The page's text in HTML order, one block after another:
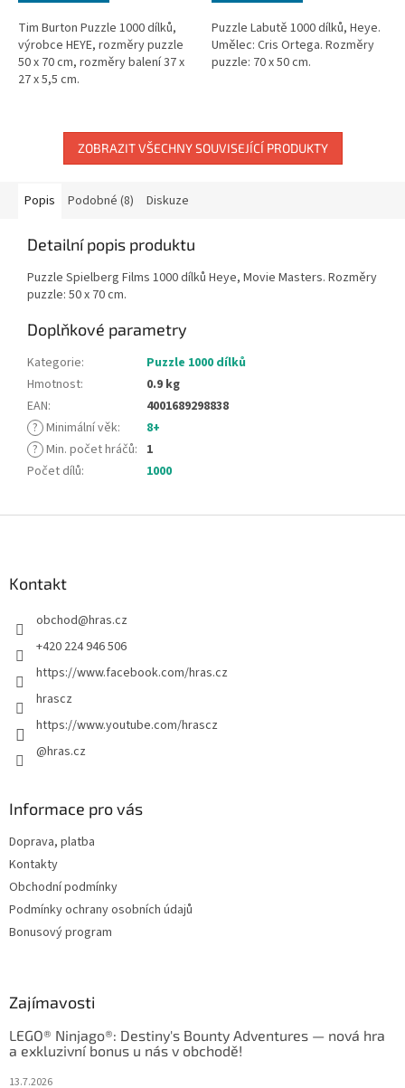
Tim Burton Puzzle 1000 dílků,
výrobce HEYE, rozměry puzzle
50 x 70 cm, rozměry balení 37 x
27 x 5,5 cm.
Puzzle Labutě 1000 dílků, Heye.
Umělec: Cris Ortega. Rozměry
puzzle: 70 x 50 cm.
ZOBRAZIT VŠECHNY SOUVISEJÍCÍ PRODUKTY
Popis Podobné (8) Diskuze
Detailní popis produktu
Puzzle Spielberg Films 1000 dílků Heye, Movie Masters. Rozměry
puzzle: 50 x 70 cm.
Doplňkové parametry
Kategorie:
Puzzle 1000 dílků
Hmotnost:
0.9 kg
EAN:
4001689298838
? Minimální věk:
8+
? Min. počet hráčů: 1
Počet dílů: 1000
Kontakt
obchod@hras.cz
+420 224 946 506
https://www.facebook.com/hras.cz
hrascz
https://www.youtube.com/hrascz
@hras.cz
Informace pro vás
Doprava, platba
Kontakty
Obchodní podmínky
Podmínky ochrany osobních údajů
Bonusový program
Zajímavosti
LEGO® Ninjago®: Destiny's Bounty Adventures — nová hra
a exkluzivní bonus u nás v obchodě!
13.7.2026